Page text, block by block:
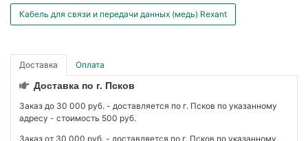
Кабель для связи и передачи данных (медь) Rexant
Доставка Оплата
Доставка по г. Псков
Заказ до 30 000 руб. - доставляется по г. Псков по указанному
адресу - стоимость 500 руб.
Заказ от 30 000 руб. - доставляется по г. Псков по указанному